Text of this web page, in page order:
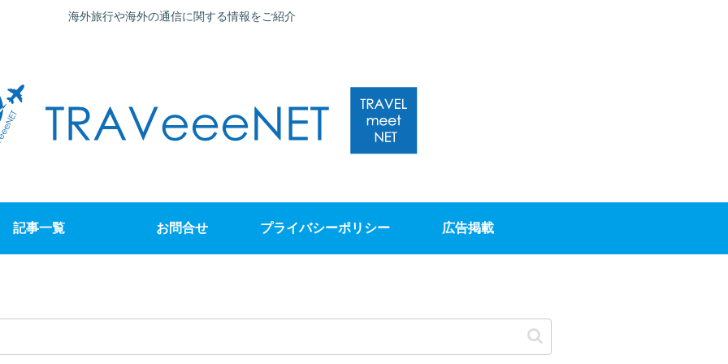
海外旅行や海外の通信に関する情報をご紹介
記事一覧 お問合せ プライバシーポリシー 広告掲載